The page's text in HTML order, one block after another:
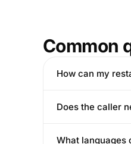
Common
How can my
Does the caller
What languages